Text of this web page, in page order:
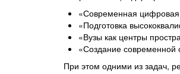
«Современная цифровая
«Подготовка
«Вузы как центры
«Создание современной
При этом одними из задач,